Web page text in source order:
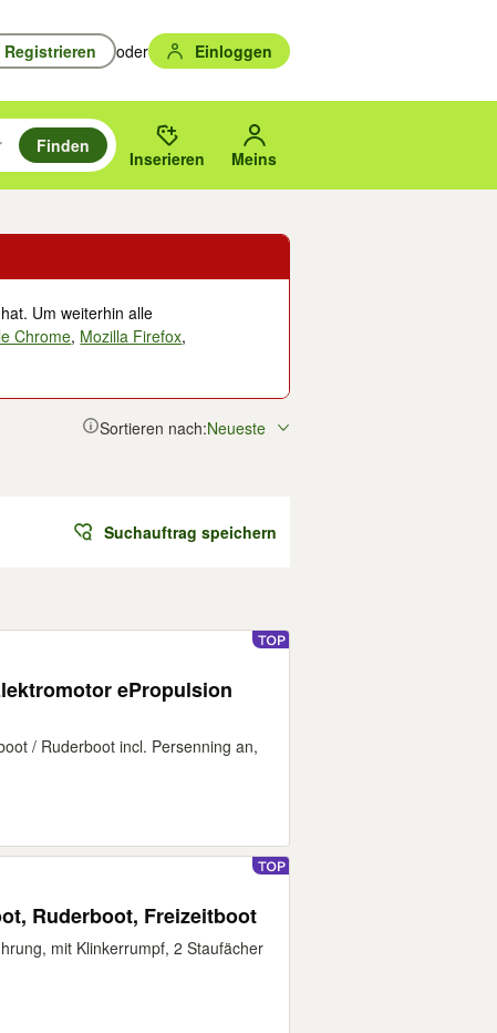
Registrieren oder Einloggen
und mit Eingabetaste auswählen.
um zu suchen, oder Vorschläge mit den Pfeiltasten nach oben/
gewählten Orts oder PLZ.
Finden
Inserieren Meins
Um weiterhin alle
Chrome, Mozilla Firefox,
Sortieren nach:Neueste
Suchauftrag speichern
ePropulsion
/ Ruderboot incl. Persenning an,
Ruderboot, Freizeitboot
mit Klinkerrumpf, 2 Staufächer